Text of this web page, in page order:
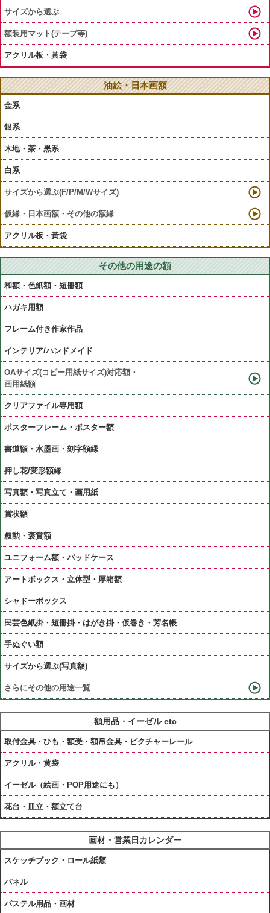
サイズから選ぶ
額装用マット(テープ等)
アクリル板・黃袋
油絵・日本画額
金系
銀系
木地・茶・黒系
白系
サイズから選ぶ(F/P/M/Wサイズ)
仮縁・日本画額・その他の額縁
アクリル板・黃袋
その他の用途の額
和額・色紙額・短冊額
ハガキ用額
フレーム付き作家作品
インテリア/ハンドメイド
OAサイズ(コピー用紙サイズ)対応額・
画用紙額
クリアファイル専用額
ポスターフレーム・ポスター額
書道額・水墨画・刻字額縁
押し花/変形額縁
写真額・写真立て・画用紙
賞状額
叙勲・褒賞額
ユニフォーム額・バッドケース
アートボックス・立体型・厚箱額
シャドーボックス
民芸色紙掛・短冊掛・はがき掛・仮巻き・芳名帳
手ぬぐい額
サイズから選ぶ(写真額)
さらにその他の用途一覧
額用品・イーゼル etc
取付金具・ひも・額受・額吊金具・ピクチャーレール
アクリル・黄袋
イーゼル（絵画・POP用途にも）
花台・皿立・額立て台
画材・営業日カレンダー
スケッチブック・ロール紙類
パネル
パステル用品・画材